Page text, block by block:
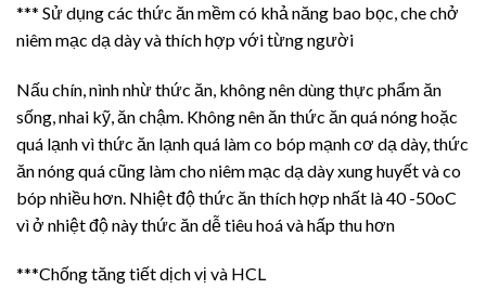
*** Sử dụng các thức ăn mềm có khả năng bao bọc, che chở
niêm mạc dạ dày và thích hợp với từng người
Nấu chín, nình nhừ thức ăn, không nên dùng thực phẩm ăn
sống, nhai kỹ, ăn chậm. Không nên ăn thức ăn quá nóng hoặc
quá lạnh vì thức ăn lạnh quá làm co bóp mạnh cơ dạ dày, thức
ăn nóng quá cũng làm cho niêm mạc dạ dày xung huyết và co
bóp nhiều hơn. Nhiệt độ thức ăn thích hợp nhất là 40 -50oC
vì ở nhiệt độ này thức ăn dễ tiêu hoá và hấp thu hơn
***Chống tăng tiết dịch vị và HCL